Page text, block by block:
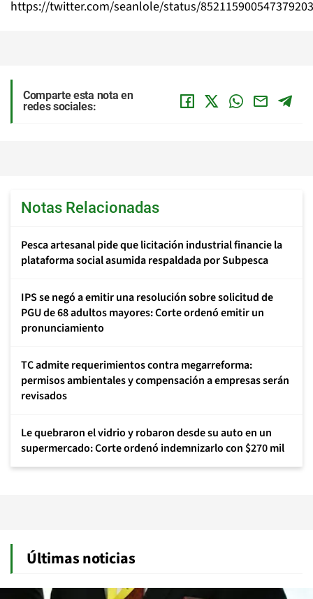
https://twitter.com/seanlole/status/852115900547379203
Comparte esta nota en
redes sociales:
Notas Relacionadas
Pesca artesanal pide que licitación industrial financie la
plataforma social asumida respaldada por Subpesca
IPS se negó a emitir una resolución sobre solicitud de
PGU de 68 adultos mayores: Corte ordenó emitir un
pronunciamiento
TC admite requerimientos contra megarreforma:
permisos ambientales y compensación a empresas serán
revisados
Le quebraron el vidrio y robaron desde su auto en un
supermercado: Corte ordenó indemnizarlo con $270 mil
Últimas noticias